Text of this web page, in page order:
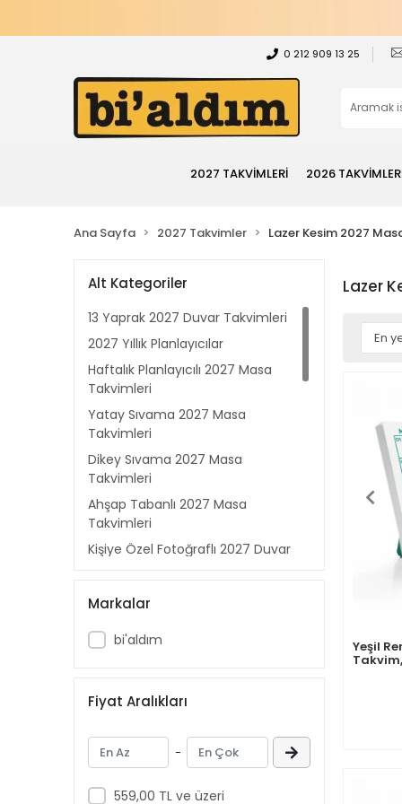
0 212 909 13 25
2027 TAKVİMLERİ 2026
Ana Sayfa 2027 Takvimler Lazer Kesim 2027
Alt Kategoriler
13 Yaprak 2027 Duvar Takvimleri
2027 Yıllık Planlayıcılar
Haftalık Planlayıcılı 2027 Masa
Takvimleri
Yatay Sıvama 2027 Masa
Takvimleri
Dikey Sıvama 2027 Masa
Takvimleri
Ahşap Tabanlı 2027 Masa
Takvimleri
Kişiye Özel Fotoğraflı 2027 Duvar
Kişiye Özel Ahşap Tabanlı 2027
Masa Takvimleri
Kişiye Özel Yatay Sıvama 2027
Masa Takvimleri
Sıvama 2027 Masa Takvimleri
Kişiye Özel Uzun Yatay Sıvama
2027 Masa Takvimleri
Markalar
bi'aldım
Fiyat Aralıkları
-
559,00 TL ve üzeri
Lazer
Yeşil